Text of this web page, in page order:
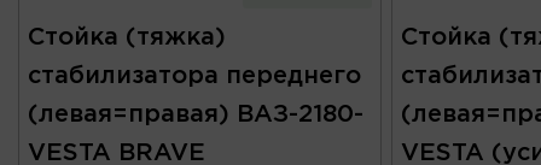
Стойка (тяжка)
стабилизатора переднего
(левая=правая) ВАЗ-2180-
VESTA BRAVE
Стойка
VESTA